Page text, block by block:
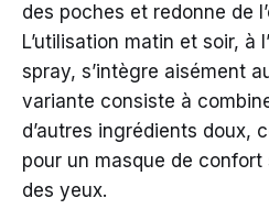
des poches et redonne de
L’utilisation matin et soir, à
spray, s’intègre aisément
variante consiste à
d’autres ingrédients doux,
pour un masque de
des yeux.